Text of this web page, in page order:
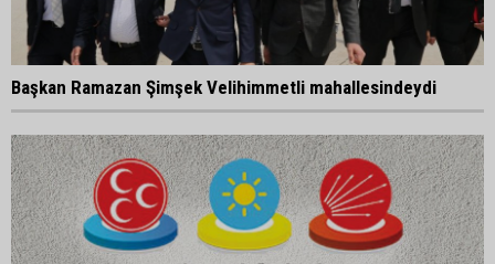
Başkan Ramazan Şimşek Velihimmetli mahallesindeydi